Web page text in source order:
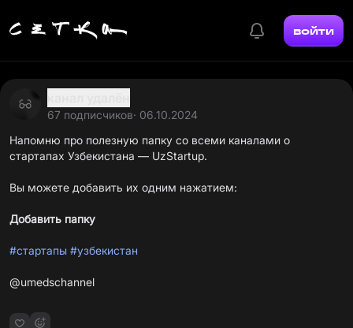
войти
67 подписчиков· 06.10.2024
Напомню про полезную папку со всеми каналами о
стартапах Узбекистана — UzStartup.
Вы можете добавить их одним нажатием:
Добавить папку
#стартапы #узбекистан
@umedschannel